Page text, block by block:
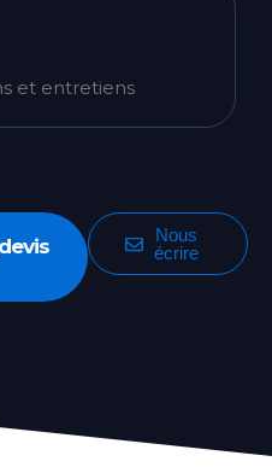
et entretiens
Nous
écrire